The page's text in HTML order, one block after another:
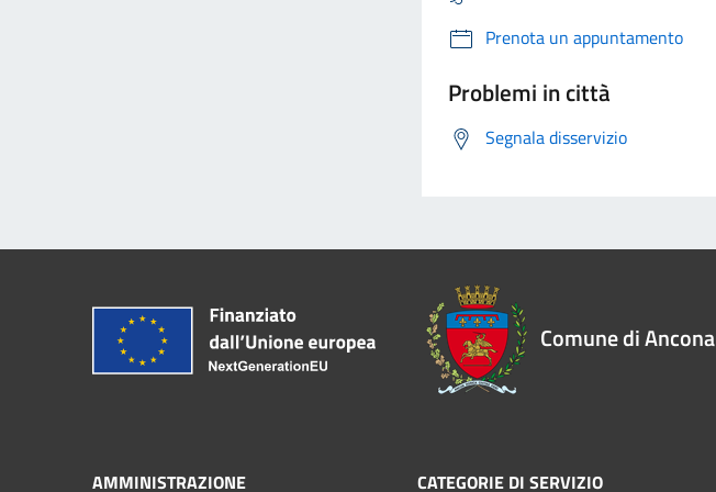
Prenota un appuntamento
Problemi in città
Segnala disservizio
Comune di Ancona
AMMINISTRAZIONE CATEGORIE DI SERVIZIO